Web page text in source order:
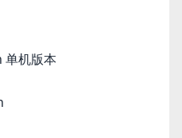
双影奇境/Split Fiction 单机版本